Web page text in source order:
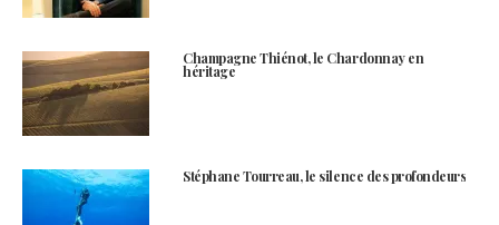
Champagne Thiénot, le Chardonnay en
héritage
Stéphane Tourreau, le silence des profondeurs